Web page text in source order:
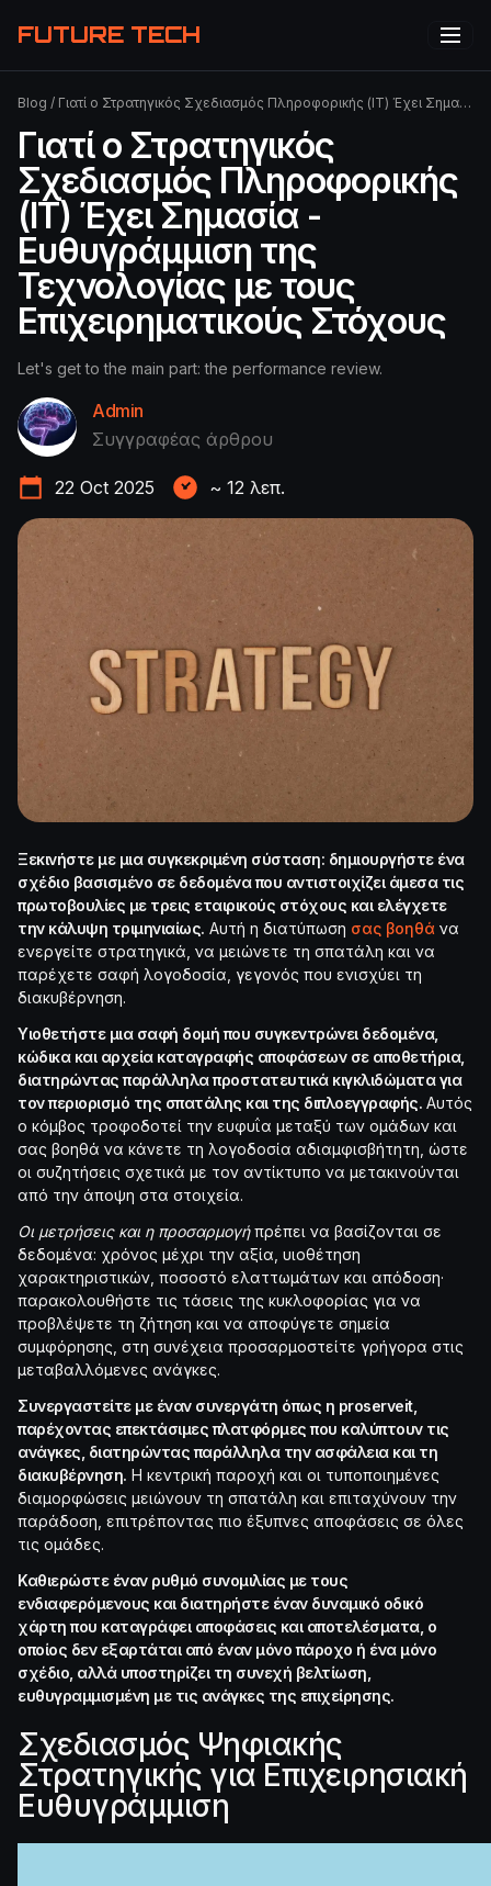
FUTURE TECH
Blog / Γιατί ο Στρατηγικός Σχεδιασμός Πληροφορικής (IT) Έχει Σημασία - Ευθυγράμμιση της Τεχνολογίας με τους Επιχειρηματικούς Στόχους
Γιατί ο Στρατηγικός
Σχεδιασμός Πληροφορικής
(IT) Έχει Σημασία -
Ευθυγράμμιση της
Τεχνολογίας με τους
Επιχειρηματικούς Στόχους
Let's get to the main part: the performance review.
Admin
Συγγραφέας άρθρου
22 Oct 2025 ~ 12 λεπ.
Ξεκινήστε με μια συγκεκριμένη σύσταση: δημιουργήστε ένα
σχέδιο βασισμένο σε δεδομένα που αντιστοιχίζει άμεσα τις
πρωτοβουλίες με τρεις εταιρικούς στόχους και ελέγχετε
την κάλυψη τριμηνιαίως. Αυτή η διατύπωση σας βοηθά να
ενεργείτε στρατηγικά, να μειώνετε τη σπατάλη και να
παρέχετε σαφή λογοδοσία, γεγονός που ενισχύει τη
διακυβέρνηση.
Υιοθετήστε μια σαφή δομή που συγκεντρώνει δεδομένα,
κώδικα και αρχεία καταγραφής αποφάσεων σε αποθετήρια,
διατηρώντας παράλληλα προστατευτικά κιγκλιδώματα για
τον περιορισμό της σπατάλης και της διπλοεγγραφής. Αυτός
ο κόμβος τροφοδοτεί την ευφυΐα μεταξύ των ομάδων και
σας βοηθά να κάνετε τη λογοδοσία αδιαμφισβήτητη, ώστε
οι συζητήσεις σχετικά με τον αντίκτυπο να μετακινούνται
από την άποψη στα στοιχεία.
Οι μετρήσεις και η προσαρμογήπρέπει να βασίζονται σε
δεδομένα: χρόνος μέχρι την αξία, υιοθέτηση
χαρακτηριστικών, ποσοστό ελαττωμάτων και απόδοση·
παρακολουθήστε τις τάσεις της κυκλοφορίας για να
προβλέψετε τη ζήτηση και να αποφύγετε σημεία
συμφόρησης, στη συνέχεια προσαρμοστείτε γρήγορα στις
μεταβαλλόμενες ανάγκες.
Συνεργαστείτε με έναν συνεργάτη όπως η proserveit,
παρέχοντας επεκτάσιμες πλατφόρμες που καλύπτουν τις
ανάγκες, διατηρώντας παράλληλα την ασφάλεια και τη
διακυβέρνηση. Η κεντρική παροχή και οι τυποποιημένες
διαμορφώσεις μειώνουν τη σπατάλη και επιταχύνουν την
παράδοση, επιτρέποντας πιο έξυπνες αποφάσεις σε όλες
τις ομάδες.
Καθιερώστε έναν ρυθμό συνομιλίας με τους
ενδιαφερόμενους και διατηρήστε έναν δυναμικό οδικό
χάρτη που καταγράφει αποφάσεις και αποτελέσματα, ο
οποίος δεν εξαρτάται από έναν μόνο πάροχο ή ένα μόνο
σχέδιο, αλλά υποστηρίζει τη συνεχή βελτίωση,
ευθυγραμμισμένη με τις ανάγκες της επιχείρησης.
Σχεδιασμός Ψηφιακής
Στρατηγικής για Επιχειρησιακή
Ευθυγράμμιση